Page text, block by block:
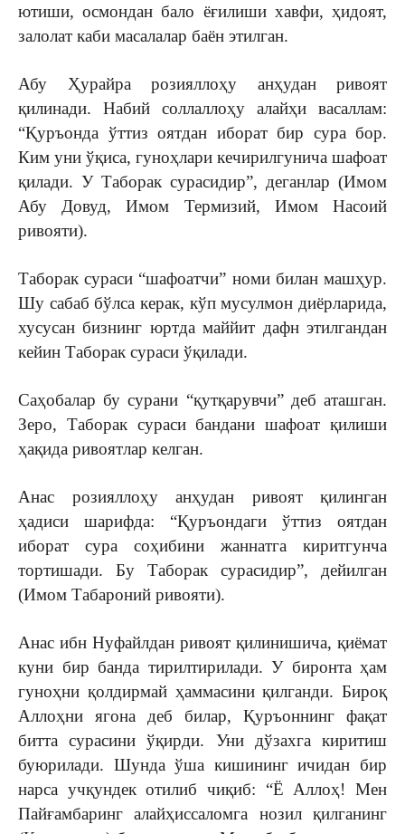
ютиши, осмондан бало ёғилиши хавфи, ҳидоят,
залолат каби масалалар баён этилган.
Абу Ҳурайра розияллоҳу анҳудан ривоят
қилинади. Набий соллаллоҳу алайҳи васаллам:
“Қуръонда ўттиз оятдан иборат бир сура бор.
Ким уни ўқиса, гуноҳлари кечирилгунича шафоат
қилади. У Таборак сурасидир”, деганлар (Имом
Абу Довуд, Имом Термизий, Имом Насоий
ривояти).
Таборак сураси “шафоатчи” номи билан машҳур.
Шу сабаб бўлса керак, кўп мусулмон диёрларида,
хусусан бизнинг юртда маййит дафн этилгандан
кейин Таборак сураси ўқилади.
Саҳобалар бу сурани “қутқарувчи” деб аташган.
Зеро, Таборак сураси бандани шафоат қилиши
ҳақида ривоятлар келган.
Анас розияллоҳу анҳудан ривоят қилинган
ҳадиси шарифда: “Қуръондаги ўттиз оятдан
иборат сура соҳибини жаннатга киритгунча
тортишади. Бу Таборак сурасидир”, дейилган
(Имом Табароний ривояти).
Анас ибн Нуфайлдан ривоят қилинишича, қиёмат
куни бир банда тирилтирилади. У биронта ҳам
гуноҳни қолдирмай ҳаммасини қилганди. Бироқ
Аллоҳни ягона деб билар, Қуръоннинг фақат
битта сурасини ўқирди. Уни дўзахга киритиш
буюрилади. Шунда ўша кишининг ичидан бир
нарса учқундек отилиб чиқиб: “Ё Аллоҳ! Мен
Пайғамбаринг алайҳиссаломга нозил қилганинг